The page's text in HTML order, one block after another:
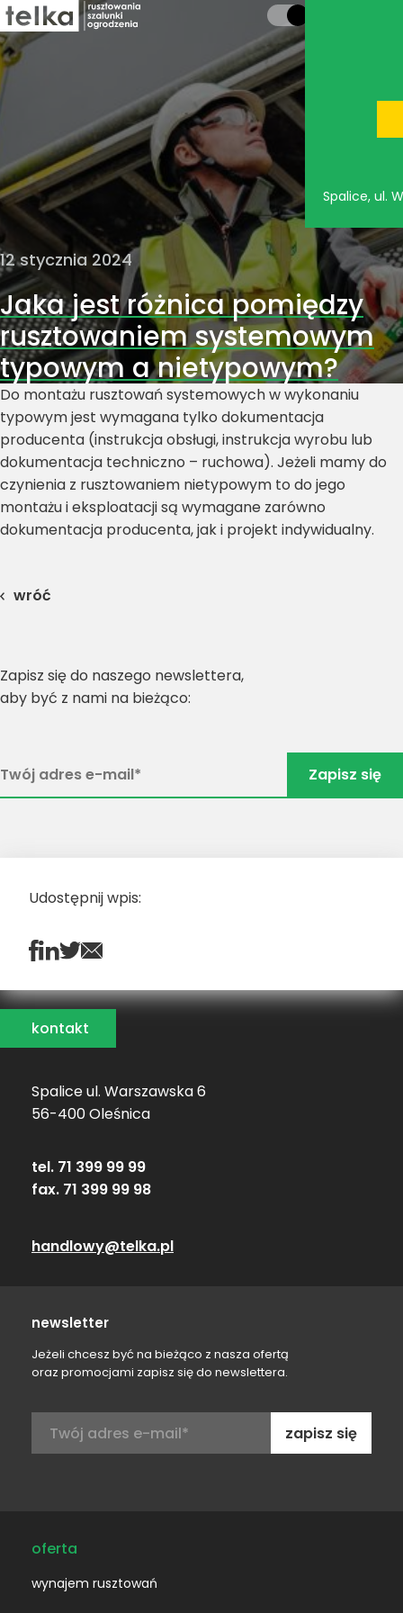
Spalice, ul.
12 stycznia 2024
Jaka jest różnica pomiędzy
rusztowaniem systemowym
typowym a nietypowym?
Do montażu rusztowań systemowych w wykonaniu
typowym jest wymagana tylko dokumentacja
producenta (instrukcja obsługi, instrukcja wyrobu lub
dokumentacja techniczno – ruchowa). Jeżeli mamy do
czynienia z rusztowaniem nietypowym to do jego
montażu i eksploatacji są wymagane zarówno
dokumentacja producenta, jak i projekt indywidualny.
wróć
Zapisz się do naszego newslettera,
aby być z nami na bieżąco:
Udostępnij wpis:
oferta
wynajem rusztowań
kontakt
Spalice ul. Warszawska 6
56-400 Oleśnica
tel. 71 399 99 99
fax. 71 399 99 98
handlowy@telka.pl
newsletter
Jeżeli chcesz być na bieżąco z nasza ofertą
oraz promocjami zapisz się do newslettera.